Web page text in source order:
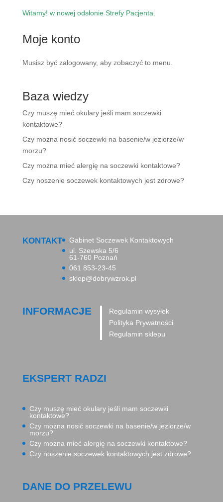
Witamy! w nowej odsłonie Strefy Pacjenta.
Moje konto
Musisz być zalogowany, aby zobaczyć to menu.
Baza wiedzy
Czy muszę mieć okulary jeśli mam soczewki
kontaktowe?
Czy można nosić soczewki na basenie/w jeziorze/w
morzu?
Czy można mieć alergię na soczewki kontaktowe?
Czy noszenie soczewek kontaktowych jest zdrowe?
KONTAKT
Gabinet Soczewek Kontaktowych
ul. Szewska 5/6
61-760 Poznań
061 853-23-45
sklep@dobrywzrok.pl
INFORMACJE
Regulamin wysyłek
Polityka Prywatności
Regulamin sklepu
EKSPERT RADZI
Czy muszę mieć okulary jeśli mam soczewki
kontaktowe?
Czy można nosić soczewki na basenie/w jeziorze/w
morzu?
Czy można mieć alergię na soczewki kontaktowe?
Czy noszenie soczewek kontaktowych jest zdrowe?
DANE DO PRZELEWU